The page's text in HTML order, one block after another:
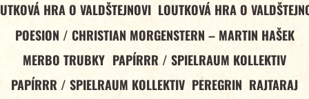
HRA O VALDŠTEJNOVI LOUTKOVÁ HRA O
POESION / CHRISTIAN MORGENSTERN – MARTIN HAŠEK
MERBO TRUBKY PAPÍRRR / SPIELRAUM KOLLEKTIV
PAPÍRRR / SPIELRAUM KOLLEKTIV PEREGRIN RAJTARAJ